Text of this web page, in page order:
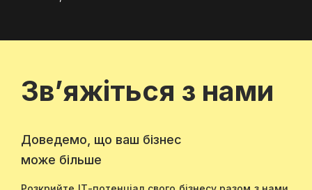
Зв’яжіться з нами
Доведемо, що ваш бізнес
може більше